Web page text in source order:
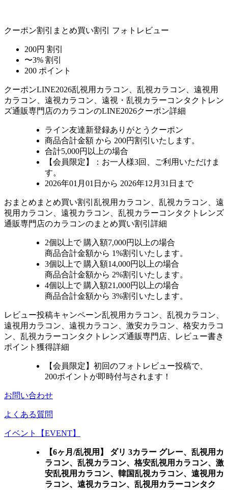
クーポン割引 まとめ買い割引 フォトレビュー
200円 割引
〜3% 割引
200 ポイント
クーポンLINE2026乱視用カラコン、乱視カラコン、遠視用
カラコン、遠視カラコン、遠視・乱視カラーコンタクトレン
ズ通販専門店のカラコンのLINE2026クーポン詳細
ライン友達新登録ありがとうクーポン
商品合計金額 から 200円割引 いたします。
合計5,000円以上の場合
【会員限定】：お一人様3回
、ご利用いただけま
す。
2026年01月01日から 2026年12月31日まで
おまとめ まとめ買い割引 乱視用カラコン、乱視カラコン、遠
視用カラコン、遠視カラコン、乱視カラーコンタクトレンズ
通販専門店のカラコンのまとめ買い割引詳細
2個 以上で 購入額7,000円以上の場合
商品合計金額から 1%割引いたします。
3個 以上で 購入額14,000円以上の場合
商品合計金額から 2%割引いたします。
4個 以上で 購入額21,000円以上の場合
商品合計金額から 3%割引いたします。
レビュー投稿キャンペーン乱視用カラコン、乱視カラコン、
遠視用カラコン、遠視カラコン、激安カラコン、格安カラコ
ン、乱視カラーコンタクトレンズ通販専門店、レビュー書き
ポイント獲得詳細
【会員限定】初回のフォトレビュー投稿で、
200ポイント が即時付与されます！
お問い合わせ
よくある質問
イベント【EVENT】
【6ヶ月/乱視用】 ダリ 3カラー グレー、乱視用カ
ラコン、乱視カラコン、格安乱視用カラコン、激
安乱視用カラコン、韓国乱視カラコン、遠視用カ
ラコン、遠視カラコン、乱視用カラーコンタク